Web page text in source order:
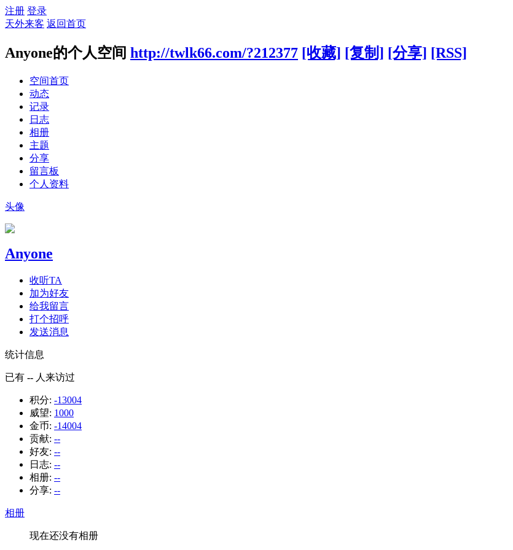
注册 登录
天外来客 返回首页
Anyone的个人空间 http://twlk66.com/?212377 [收藏] [复制] [分享] [RSS]
空间首页
动态
记录
日志
相册
主题
分享
留言板
个人资料
头像
Anyone
收听TA
加为好友
给我留言
打个招呼
发送消息
统计信息
已有 -- 人来访过
积分: -13004
威望: 1000
金币: -14004
贡献: --
好友: --
日志: --
相册: --
分享: --
相册
现在还没有相册